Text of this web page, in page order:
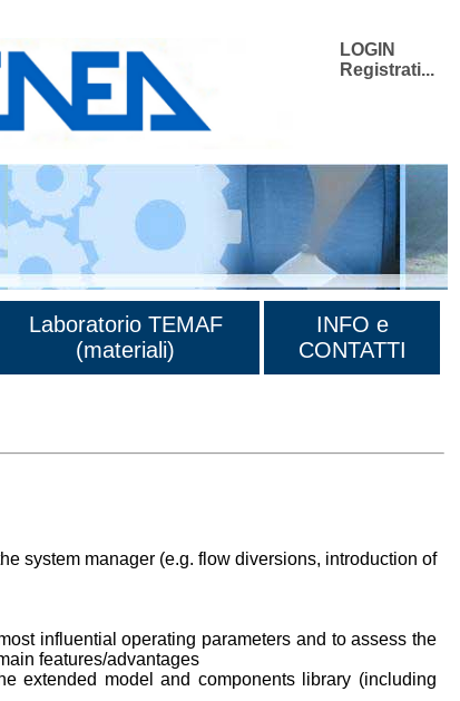
LOGIN
Registrati...
Laboratorio TEMAF
(materiali)
INFO e
CONTATTI
system manager (e.g. flow diversions, introduction of
influential operating parameters and to assess the
features/advantages
extended model and components library (including